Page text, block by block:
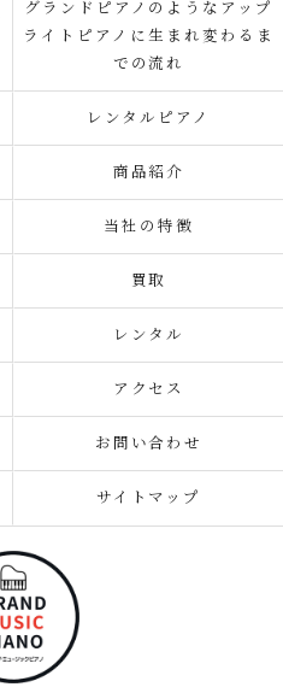
グランドピアノのようなアップ
ライトピアノに生まれ変わるま
での流れ
レンタルピアノ
商品紹介
当社の特徴
買取
レンタル
アクセス
お問い合わせ
サイトマップ